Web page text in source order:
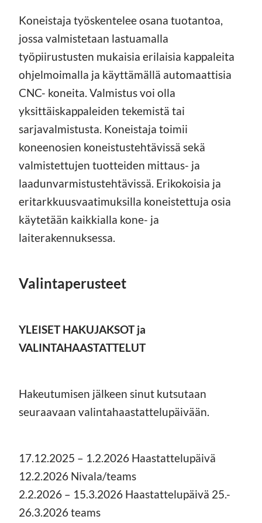
Koneistaja työskentelee osana tuotantoa,
jossa valmistetaan lastuamalla
työpiirustusten mukaisia erilaisia kappaleita
ohjelmoimalla ja käyttämällä automaattisia
CNC- koneita. Valmistus voi olla
yksittäiskappaleiden tekemistä tai
sarjavalmistusta. Koneistaja toimii
koneenosien koneistustehtävissä sekä
valmistettujen tuotteiden mittaus- ja
laadunvarmistustehtävissä. Erikokoisia ja
eritarkkuusvaatimuksilla koneistettuja osia
käytetään kaikkialla kone- ja
laiterakennuksessa.
Valintaperusteet
YLEISET HAKUJAKSOT ja
VALINTAHAASTATTELUT
Hakeutumisen jälkeen sinut kutsutaan
seuraavaan valintahaastattelupäivään.
17.12.2025 – 1.2.2026 Haastattelupäivä
12.2.2026 Nivala/teams
2.2.2026 – 15.3.2026 Haastattelupäivä 25.-
26.3.2026 teams